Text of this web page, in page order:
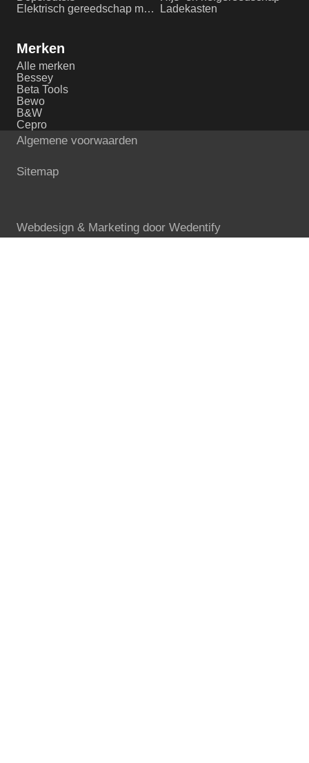
Elektrisch gereedschap metaalbewerking
Ladekasten
Merken
Alle merken
Bessey
Beta Tools
Bewo
B&W
Cepro
Algemene voorwaarden
Sitemap
Webdesign & Marketing door Wedentify